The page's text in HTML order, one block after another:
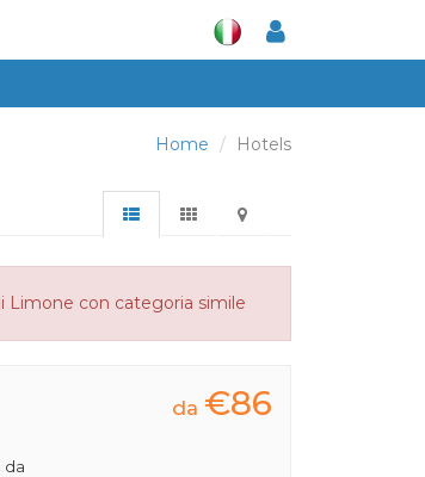
Home Hotels
Limone con categoria simile
da
da €86